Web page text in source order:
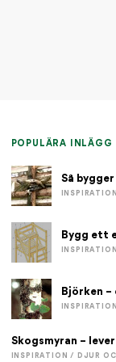
POPULÄRA INLÄGG
Så
Bygg ett
Björken
Skogsmyran –
INSPIRATION / DJUR